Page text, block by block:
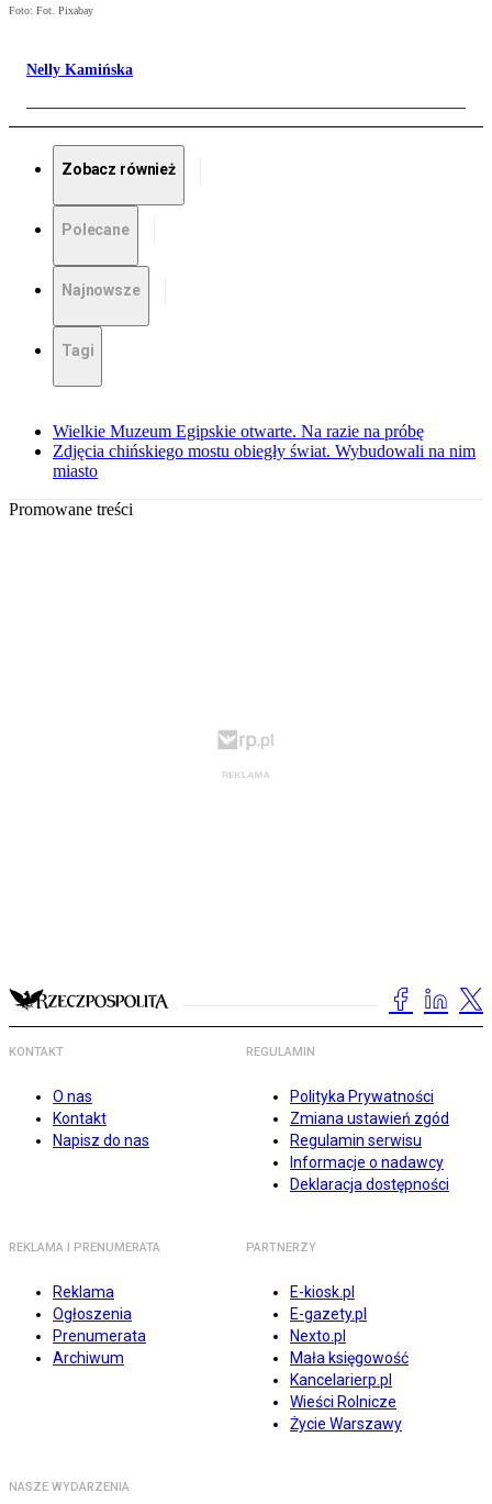
Foto: Fot. Pixabay
Nelly Kamińska
Zobacz również
Polecane
Najnowsze
Tagi
Wielkie Muzeum Egipskie otwarte. Na razie na próbę
Zdjęcia chińskiego mostu obiegły świat. Wybudowali na nim
miasto
Promowane treści
KONTAKT
O nas
Kontakt
Napisz do nas
REGULAMIN
Polityka Prywatności
Zmiana ustawień zgód
Regulamin serwisu
Informacje o nadawcy
Deklaracja dostępności
REKLAMA I PRENUMERATA
Reklama
Ogłoszenia
Prenumerata
Archiwum
PARTNERZY
E-kiosk.pl
E-gazety.pl
Nexto.pl
Mała księgowość
Kancelarierp.pl
Wieści Rolnicze
Życie Warszawy
NASZE WYDARZENIA